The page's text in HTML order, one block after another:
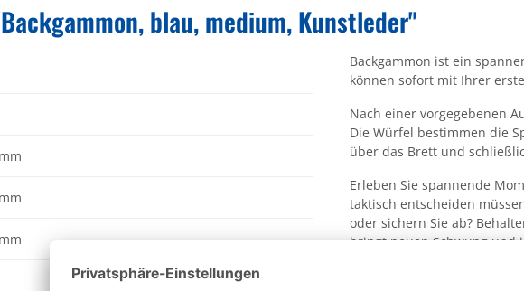
blau, medium, Kunstleder"
Backgammon ist ein
können sofort mit Ihrer
Nach einer vorgegebenen
Die Würfel bestimmen die
über das Brett und
Erleben Sie spannende
taktisch entscheiden
oder sichern Sie ab?
bringt neuen Schwung und
für Sie aussieht, Sie
Sie dann wieder neu ins